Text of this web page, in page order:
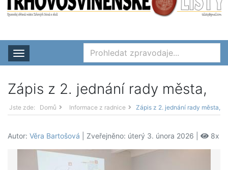
Rozbalit nabídku
Zápis z 2. jednání rady města,
Jste zde: Domů Informace z radnice Zápis z 2. jednání rady města,
Autor: Věra Bartošová | Zveřejněno: úterý 3. února 2026 | 8x